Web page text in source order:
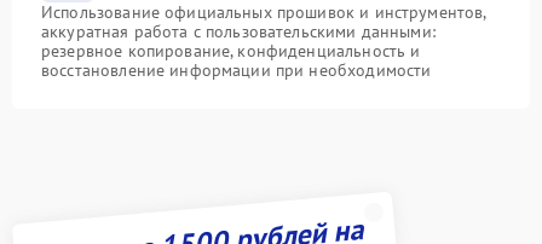
Использование официальных прошивок и инструментов,
аккуратная работа с пользовательскими данными:
резервное копирование, конфиденциальность и
восстановление информации при необходимости